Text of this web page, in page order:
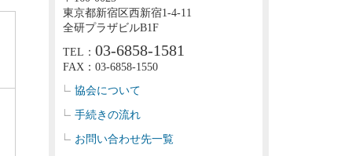
東京都新宿区西新宿1-4-11
全研プラザビルB1F
TEL：03-6858-1581
FAX：03-6858-1550
協会について
手続きの流れ
お問い合わせ先一覧